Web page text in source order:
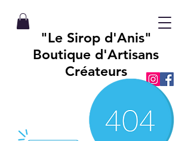
"Le Sirop d'Anis"
Boutique d'Artisans
Créateurs